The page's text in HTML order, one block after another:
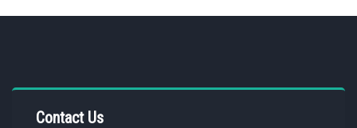
Contact Us